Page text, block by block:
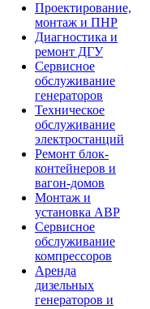
Проектирование,
монтаж и ПНР
Диагностика и
ремонт ДГУ
Сервисное
обслуживание
генераторов
Техническое
обслуживание
электростанций
Ремонт блок-
контейнеров и
вагон-домов
Монтаж и
установка АВР
Сервисное
обслуживание
компрессоров
Аренда
дизельных
генераторов и